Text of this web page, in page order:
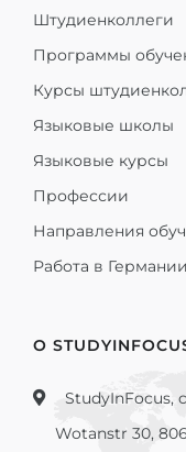
Штудиенколлеги
Программы
Курсы
Языковые школы
Языковые курсы
Профессии
Направления
Работа в Германии
О
StudyInFocus,
Wotanstr 30,